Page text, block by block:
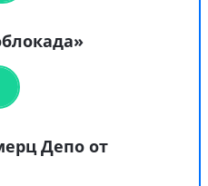
Депо от